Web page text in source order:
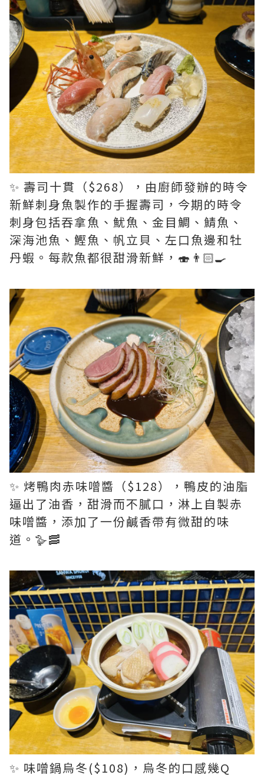
✨ 壽司十貫（$268），由廚師發辦的時令
新鮮刺身魚製作的手握壽司，今期的時令
刺身包括吞拿魚、魷魚、金目鯛、鯖魚、
深海池魚、鰹魚、帆立貝、左口魚邊和牡
丹蝦。每款魚都很甜滑新鮮，🍣👨🏻‍🍳
✨ 烤鴨肉赤味噌醬（$128），鴨皮的油脂
逼出了油香，甜滑而不膩口，淋上自製赤
味噌醬，添加了一份鹹香帶有微甜的味
道。🪿🥓
✨ 味噌鍋烏冬($108)，烏冬的口感幾Q